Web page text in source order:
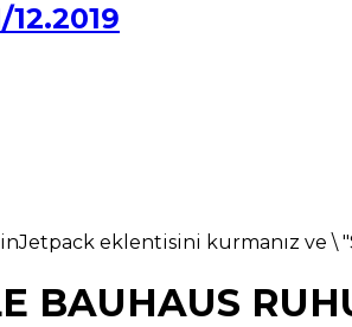
12.2019
eklentisini kurmanız ve
BAUHAUS